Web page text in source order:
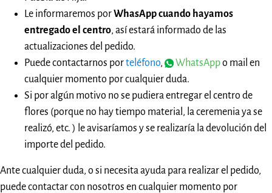
Le informaremos porWhasApp cuando hayamos
entregado el centro, así estará informado de las
actualizaciones del pedido.
Puede contactarnos porteléfono, WhatsAppo mail en
cualquier momento por cualquier duda.
Si por algún motivo no se pudiera entregar el centro de
flores (porque no hay tiempo material, la ceremenia ya se
realizó, etc. ) le avisaríamos y se realizaría la devolución del
importe del pedido.
Ante cualquier duda, o si necesita ayuda para realizar el pedido,
puede contactar con nosotros en cualquier momento por